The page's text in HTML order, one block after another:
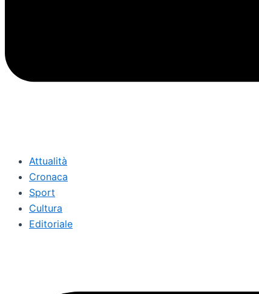
Attualità
Cronaca
Sport
Cultura
Editoriale